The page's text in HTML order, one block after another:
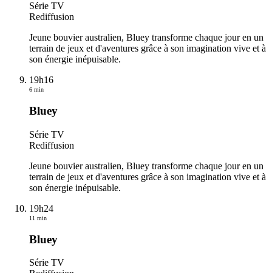
Série TV
Rediffusion
Jeune bouvier australien, Bluey transforme chaque jour en un
terrain de jeux et d'aventures grâce à son imagination vive et à
son énergie inépuisable.
19h16
6 min
Bluey
Série TV
Rediffusion
Jeune bouvier australien, Bluey transforme chaque jour en un
terrain de jeux et d'aventures grâce à son imagination vive et à
son énergie inépuisable.
19h24
11 min
Bluey
Série TV